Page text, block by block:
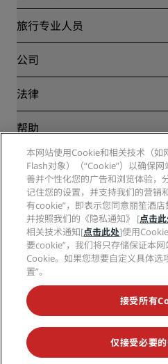
丽赏会
Blog
目的地
丽笙酒店集团APP
体育认证酒店
家庭友好型酒店
健康与安全
旅行专业人员
合作伙伴
公司
丽笙酒店集团
工作机会 RHG
工作机会 PPHE
工作机会 EHL
The Club by RHG
发展机会
责任经营
采购
法律
隐私中心
丽赏会条款和条件
网站使用协议
数字无障碍
现代奴隶制声明
帮助
消费者警示
联系方式
常见问题
网站地图
社交媒体
丽笙酒店集团品牌
不再错失我们最受欢迎的酒店优惠
本网站使用Cookie和相关技术（如
Flash对象）（“Cookie”）以确保
善并个性化您的广告和浏览体验，
记住您的设置，并支持我们的营销
有cookie”，即表示您同意丽笙酒店
并按照我们的《隐私通知》 [点击
相关技术通知[点击此处]使用
要cookie”，我们将只存储保证本
Cookie。如果您想要自定义具体选
置”。
接受所有
仅接受必要